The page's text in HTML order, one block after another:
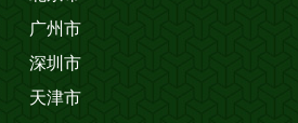
广州市
深圳市
天津市